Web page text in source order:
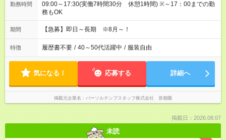
勤務時間
09:00～17:30(実働7時間30分 休憩1時間) ※～17：00までの勤
務もOK
期間 【急募】即日～長期 ※8月～！
特徴 履歴書不要 / 40～50代活躍中 / 服装自由
気になる！ 応募する 詳細へ
掲載元企業名 パーソルテンプスタッフ株式会社 首都圏
掲載日：2026.08.07
未読